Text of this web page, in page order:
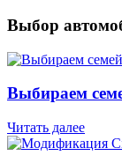
Выбор
Выбираем
Читать далее